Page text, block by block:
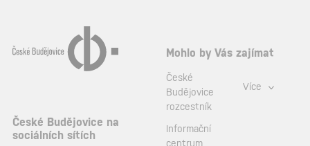
České Budějovice na
sociálních sítích
Mohlo by Vás zajímat
České
Budějovice
rozcestník
Informační
centrum
Více